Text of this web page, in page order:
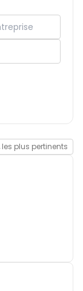
les plus pertinents